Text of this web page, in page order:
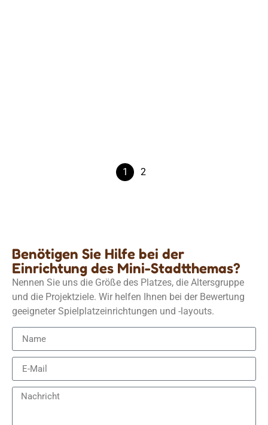
1 2
Benötigen Sie Hilfe bei der
Einrichtung des Mini-Stadtthemas?
Nennen Sie uns die Größe des Platzes, die Altersgruppe
und die Projektziele. Wir helfen Ihnen bei der Bewertung
geeigneter Spielplatzeinrichtungen und -layouts.